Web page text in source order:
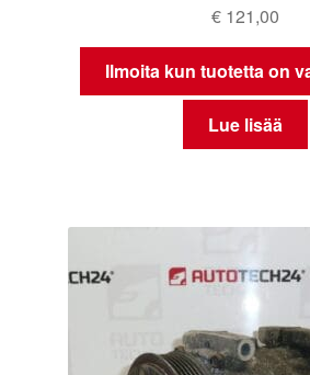
€ 121,00
Ilmoita kun tuotetta on
Lue lisää